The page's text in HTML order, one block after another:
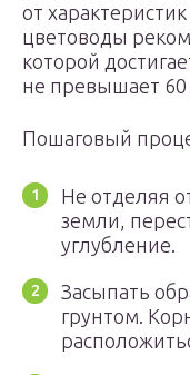
от
цветоводы
которой
не превышает 60
Пошаговый
Не отделяя
земли,
углубление.
Засыпать
грунтом.